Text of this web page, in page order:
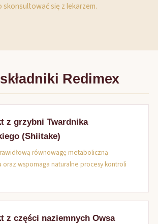
się z lekarzem.
Redimex
z grzybni Twardnika
(Shiitake)
równowagę metaboliczną
oraz wspomaga naturalne procesy kontroli
z części naziemnych Owsa